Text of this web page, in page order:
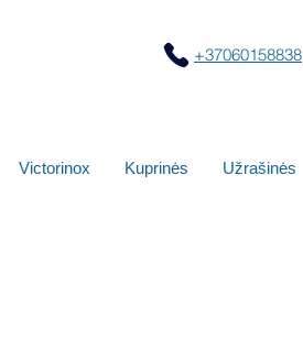
+37060158838
Victorinox Kuprinės Užrašinės